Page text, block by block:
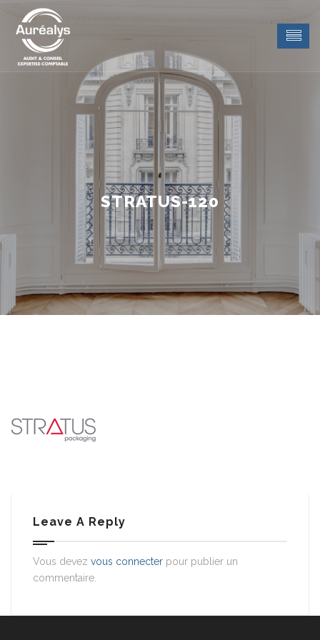
STRATUS-120
Leave A Reply
Vous devez vous connecter pour publier un
commentaire.